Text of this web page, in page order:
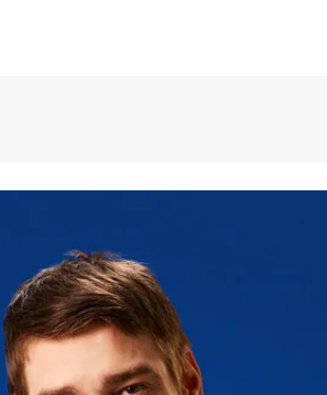
pieds pour émettre un son
mm
résistant aux éclaboussures
Jusqu'à 2 ans, programme
Renew & Recycle